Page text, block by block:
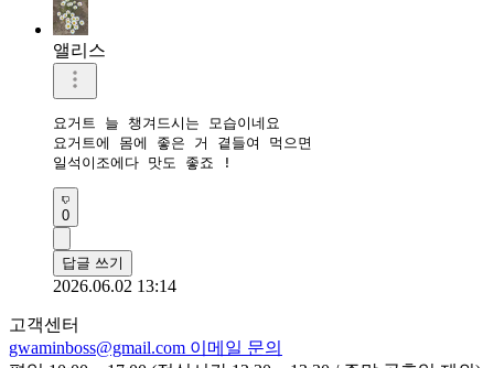
앨리스
요거트 늘 챙겨드시는 모습이네요
요거트에 몸에 좋은 거 곁들여 먹으면
일석이조에다 맛도 좋죠 !
0
답글 쓰기
2026.06.02 13:14
고객센터
gwaminboss@gmail.com 이메일 문의